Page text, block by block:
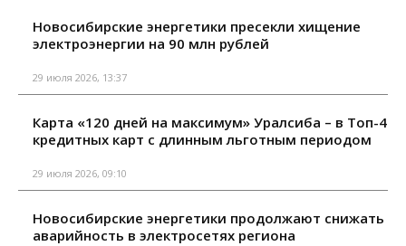
Новосибирские энергетики пресекли хищение
электроэнергии на 90 млн рублей
29 июля 2026, 13:37
Карта «120 дней на максимум» Уралсиба – в Топ-4
кредитных карт с длинным льготным периодом
29 июля 2026, 09:10
Новосибирские энергетики продолжают снижать
аварийность в электросетях региона